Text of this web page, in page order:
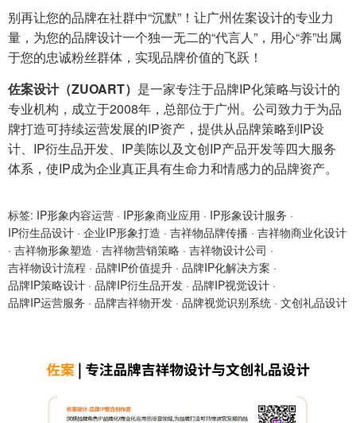
别再让您的品牌在社群中“沉默”！让广州佐案设计的专业力
量，为您的品牌设计一个独一无二的“代言人”，用心“养”出属
于您的忠诚粉丝群体，实现品牌价值的飞跃！
佐案设计（ZUOART） 是一家专注于品牌IP化策略与设计的
专业机构，成立于2008年，总部位于广州。公司致力于为品
牌打造可持续运营发展的IP资产，提供从品牌策略到IP设
计、IP衍生品开发、IP美陈以及文创IP产品开发等四大服务
体系，使IP成为企业真正具有生命力和情感力的品牌资产。
标签: IP形象内容运营 · IP形象商业应用 · IP形象设计服务 ·
IP衍生品设计 · 企业IP形象打造 · 吉祥物品牌传播 · 吉祥物商业化设计
· 吉祥物形象塑造 · 吉祥物营销策略 · 吉祥物设计公司 ·
吉祥物设计流程 · 品牌IP价值提升 · 品牌IP化解决方案 ·
品牌IP策略设计 · 品牌IP衍生品开发 · 品牌IP视觉设计 ·
品牌IP运营服务 · 品牌吉祥物开发 · 品牌视觉识别系统 · 文创礼品设计